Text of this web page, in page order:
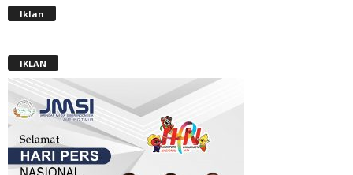
Iklan
IKLAN